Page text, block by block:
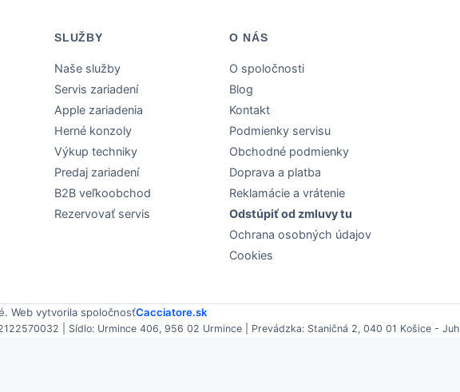
SLUŽBY
Naše služby
Servis zariadení
Apple zariadenia
Herné konzoly
Výkup techniky
Predaj zariadení
B2B veľkoobchod
Rezervovať servis
O NÁS
O spoločnosti
Blog
Kontakt
Podmienky servisu
Obchodné podmienky
Doprava a platba
Reklamácie a vrátenie
Odstúpiť od zmluvy tu
Ochrana osobných údajov
Cookies
Web vytvorila spoločnosťCacciatore.sk
| Sídlo: Urmince 406, 956 02 Urmince | Prevádzka: Staničná 2, 040 01 Košice - Juh